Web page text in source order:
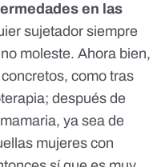
en las
sujetador siempre
moleste. Ahora bien,
como tras
después de
ya sea de
mujeres con